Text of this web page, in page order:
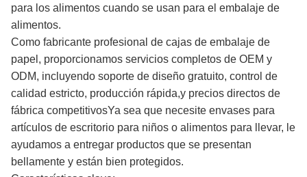
para los alimentos cuando se usan para el embalaje de
alimentos.
Como fabricante profesional de cajas de embalaje de
papel, proporcionamos servicios completos de OEM y
ODM, incluyendo soporte de diseño gratuito, control de
calidad estricto, producción rápida,y precios directos de
fábrica competitivosYa sea que necesite envases para
artículos de escritorio para niños o alimentos para llevar, le
ayudamos a entregar productos que se presentan
bellamente y están bien protegidos.